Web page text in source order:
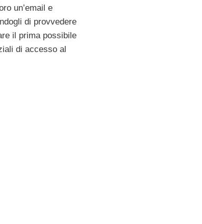
un’email e
di provvedere
il prima possibile
di accesso al